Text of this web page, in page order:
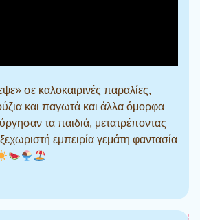
σε καλοκαιρινές παραλίες,
και παγωτά και άλλα όμορφα
τα παιδιά, μετατρέποντας
εμπειρία γεμάτη φαντασία